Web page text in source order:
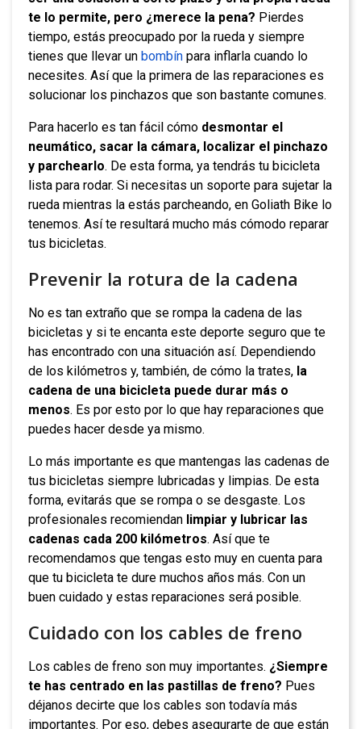
te lo permite, pero ¿merece la pena? Pierdes
tiempo, estás preocupado por la rueda y siempre
tienes que llevar un bombín para inflarla cuando lo
necesites. Así que la primera de las reparaciones es
solucionar los pinchazos que son bastante comunes.
Para hacerlo es tan fácil cómo desmontar el
neumático, sacar la cámara, localizar el pinchazo
y parchearlo. De esta forma, ya tendrás tu bicicleta
lista para rodar. Si necesitas un soporte para sujetar la
rueda mientras la estás parcheando, en Goliath Bike lo
tenemos. Así te resultará mucho más cómodo reparar
tus bicicletas.
Prevenir la rotura de la cadena
No es tan extraño que se rompa la cadena de las
bicicletas y si te encanta este deporte seguro que te
has encontrado con una situación así. Dependiendo
de los kilómetros y, también, de cómo la trates, la
cadena de una bicicleta puede durar más o
menos. Es por esto por lo que hay reparaciones que
puedes hacer desde ya mismo.
Lo más importante es que mantengas las cadenas de
tus bicicletas siempre lubricadas y limpias. De esta
forma, evitarás que se rompa o se desgaste. Los
profesionales recomiendan limpiar y lubricar las
cadenas cada 200 kilómetros. Así que te
recomendamos que tengas esto muy en cuenta para
que tu bicicleta te dure muchos años más. Con un
buen cuidado y estas reparaciones será posible.
Cuidado con los cables de freno
Los cables de freno son muy importantes. ¿Siempre
te has centrado en las pastillas de freno? Pues
déjanos decirte que los cables son todavía más
importantes. Por eso, debes asegurarte de que están